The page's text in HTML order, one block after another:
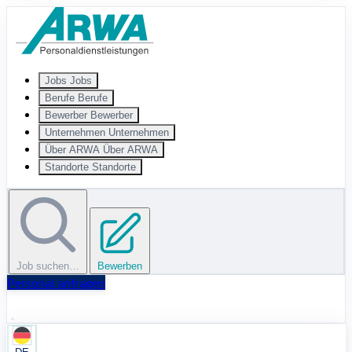
Zum Hauptinhalt springen
Jobs Jobs
Berufe Berufe
Bewerber Bewerber
Unternehmen Unternehmen
Über ARWA Über ARWA
Standorte Standorte
Job suchen… Bewerben
Personal anfragen